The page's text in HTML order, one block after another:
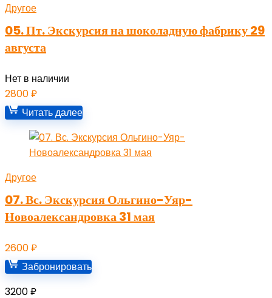
Другое
05. Пт. Экскурсия на шоколадную фабрику 29
августа
Нет в наличии
2800₽
Читать далее
Другое
07. Вс. Экскурсия Ольгино-Уяр-
Новоалександровка 31 мая
2600₽
Забронировать
3200₽